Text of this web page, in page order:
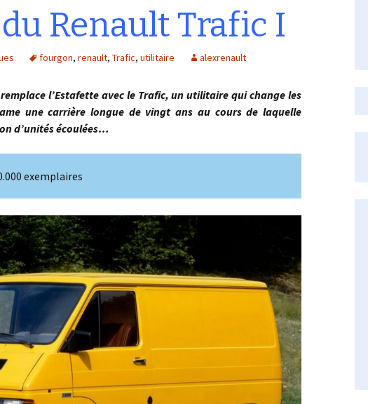
Renault Trafic I
fourgon, renault, Trafic, utilitaire alexrenault
remplace l’Estafette avec le Trafic, un utilitaire qui change les
une carrière longue de vingt ans au cours de laquelle
d’unités écoulées…
exemplaires